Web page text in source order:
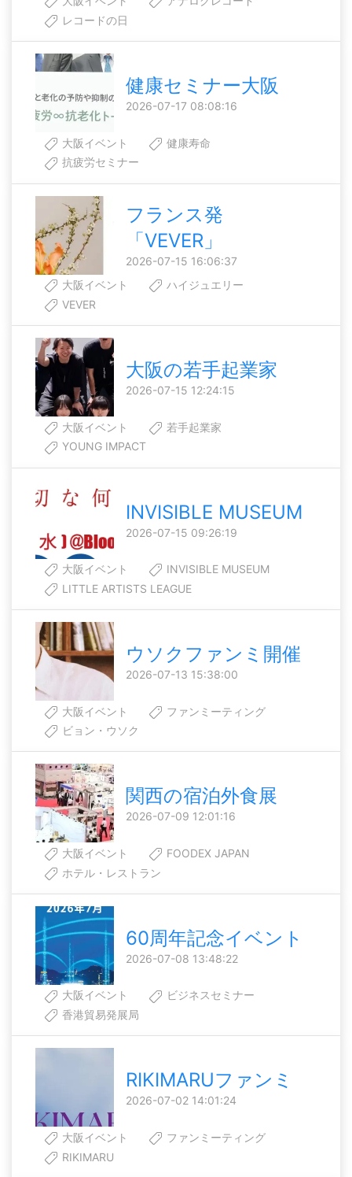
レコードの日
健康セミナー大阪
2026-07-17 08:08:16
大阪イベント
健康寿命
抗疲労セミナー
フランス発
「VEVER」
2026-07-15 16:06:37
大阪イベント
ハイジュエリー
VEVER
大阪の若手起業家
2026-07-15 12:24:15
大阪イベント
若手起業家
YOUNG IMPACT
INVISIBLE MUSEUM
2026-07-15 09:26:19
大阪イベント
INVISIBLE MUSEUM
LITTLE ARTISTS LEAGUE
ウソクファンミ開催
2026-07-13 15:38:00
大阪イベント
ファンミーティング
ビョン・ウソク
関西の宿泊外食展
2026-07-09 12:01:16
大阪イベント
FOODEX JAPAN
ホテル・レストラン
60周年記念イベント
2026-07-08 13:48:22
大阪イベント
ビジネスセミナー
香港貿易発展局
RIKIMARUファンミ
2026-07-02 14:01:24
大阪イベント
ファンミーティング
RIKIMARU